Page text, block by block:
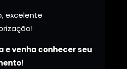
excelente
e venha conhecer seu